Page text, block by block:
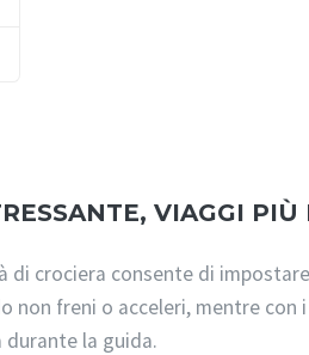
VIAGGI PIÙ
di crociera consente di
non freni o acceleri, mentre con
la guida.